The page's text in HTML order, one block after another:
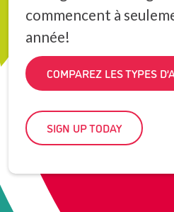
commencent à
année!
COMPAREZ LES TYPES
SIGN UP TODAY